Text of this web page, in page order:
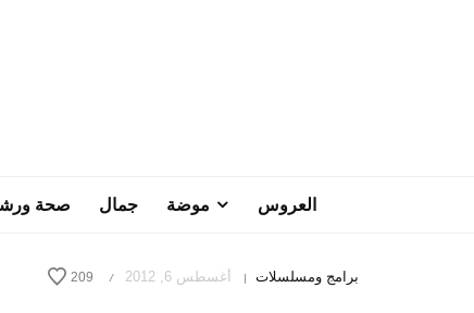
العروس موضة جمال صحة
برامج ومسلسلات | أغسطس 6, 2012 /
209